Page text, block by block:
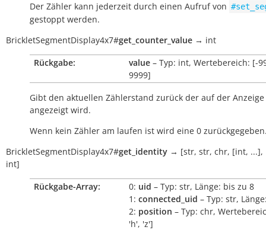
Der Zähler kann jederzeit durch einen Aufruf von
gestoppt werden.
BrickletSegmentDisplay4x7#get_counter_value → int
Rückgabe:
value – Typ: int, Wertebereich: [-
9999]
Gibt den aktuellen Zählerstand zurück der auf der Anzeige
angezeigt wird.
Wenn kein Zähler am laufen ist wird eine 0
BrickletSegmentDisplay4x7#get_identity → [str, str, chr, [int, ...],
int]
Rückgabe-Array:
0: uid – Typ: str, Länge: bis zu 8
1: connected_uid – Typ: str,
2: position – Typ: chr,
'h', 'z']